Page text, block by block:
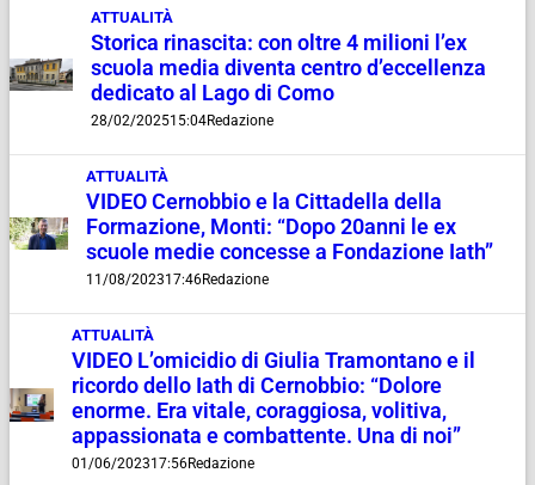
ATTUALITÀ
Storica rinascita: con oltre 4 milioni l’ex
scuola media diventa centro d’eccellenza
dedicato al Lago di Como
28/02/202515:04Redazione
ATTUALITÀ
VIDEO Cernobbio e la Cittadella della
Formazione, Monti: “Dopo 20anni le ex
scuole medie concesse a Fondazione Iath”
11/08/202317:46Redazione
ATTUALITÀ
VIDEO L’omicidio di Giulia Tramontano e il
ricordo dello Iath di Cernobbio: “Dolore
enorme. Era vitale, coraggiosa, volitiva,
appassionata e combattente. Una di noi”
01/06/202317:56Redazione